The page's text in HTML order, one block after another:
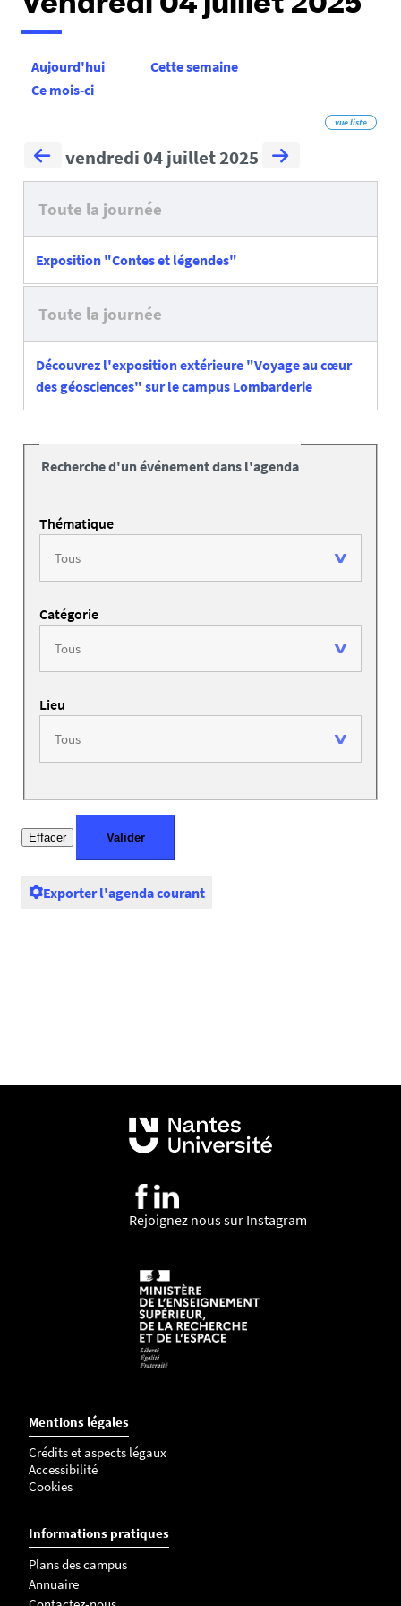
Vendredi 04 juillet 2025
Aujourd'hui
Cette semaine
Ce mois-ci
vue liste
vendredi 04 juillet 2025
Toute la journée
Exposition "Contes et légendes"
Toute la journée
Découvrez l'exposition extérieure "Voyage au cœur
des géosciences" sur le campus Lombarderie
Recherche d'un événement dans l'agenda
Thématique
Catégorie
Lieu
Exporter l'agenda courant
Rejoignez nous sur Instagram
Mentions légales
Crédits et aspects légaux
Accessibilité
Cookies
Informations pratiques
Plans des campus
Annuaire